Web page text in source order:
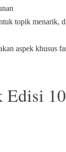
topik menarik,
aspek khusus